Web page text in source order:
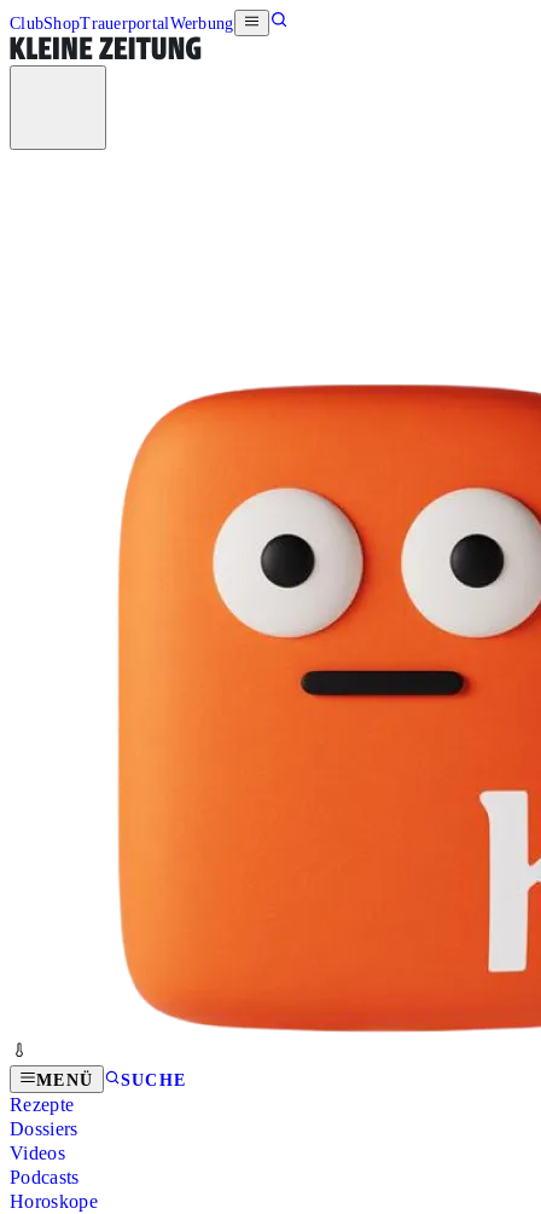
ClubShopTrauerportalWerbung
MENÜ SUCHE
Rezepte
Dossiers
Videos
Podcasts
Horoskope